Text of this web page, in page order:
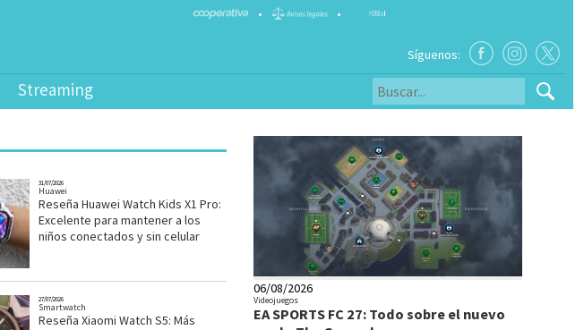
• •
Síguenos:
Streaming
31/07/2026
Huawei
Reseña Huawei Watch Kids X1 Pro:
Excelente para mantener a los
niños conectados y sin celular
27/07/2026
Smartwatch
Reseña Xiaomi Watch S5: Más
06/08/2026
Videojuegos
EA SPORTS FC 27: Todo sobre el nuevo